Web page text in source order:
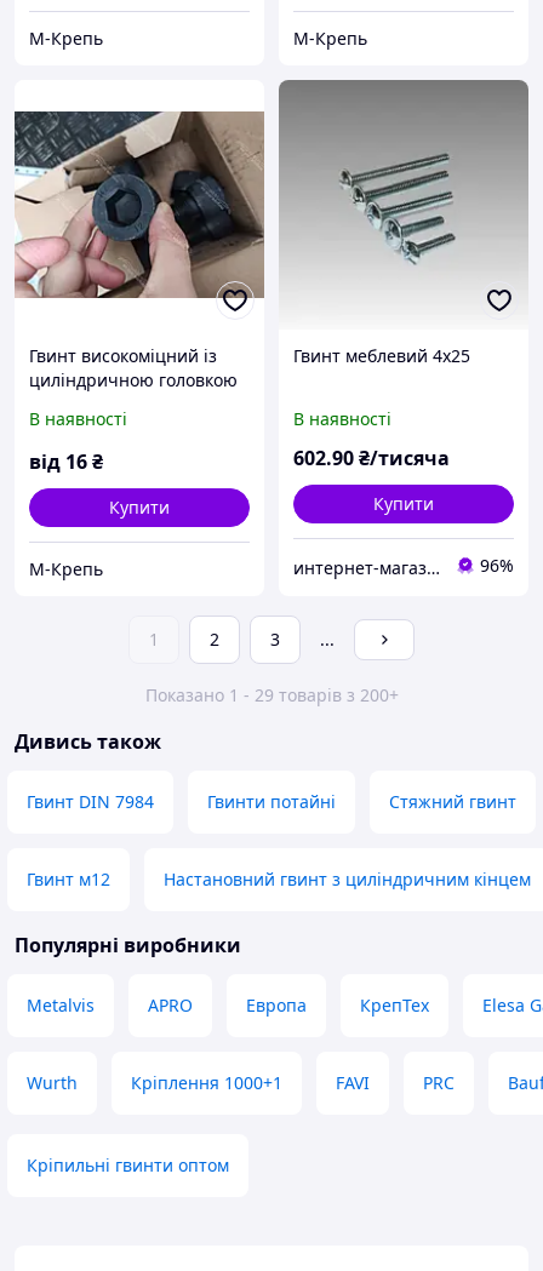
М-Крепь М-Крепь
Гвинт високоміцний із
циліндричною головкою
міцність
В наявності
від 16₴
Купити
М-Крепь
Гвинт меблевий 4х25
В наявності
602.90₴/тисяча
Купити
интернет-магазин Zamok911 96%
1 2 3 ...
Показано 1 - 29 товарів з 200+
Дивись також
Гвинт DIN 7984 Гвинти потайні Стяжний гвинт
Гвинт м12 Настановний гвинт з циліндричним кінцем
Популярні виробники
Metalvis APRO Европа КрепТех Elesa
Wurth Кріплення 1000+1 FAVI PRC
Кріпильні гвинти оптом